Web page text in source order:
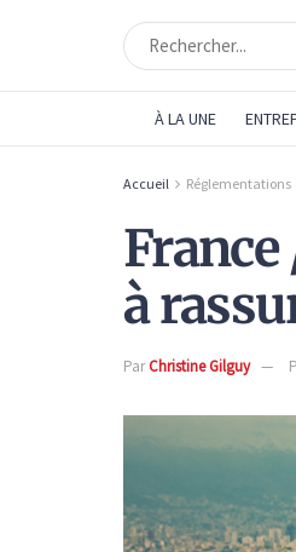
À LA UNE
Accueil Réglementations
à
ParChristine Gilguy